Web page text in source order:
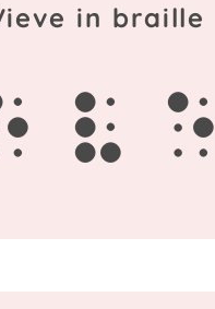
in braille
v e